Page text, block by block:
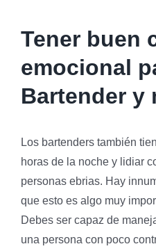
Tener buen
emocional
Bartender y
Los bartenders también
horas de la noche y lidiar
personas ebrias. Hay
que esto es algo muy
Debes ser capaz de
una persona con poco